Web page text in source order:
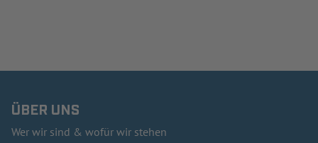
ÜBER UNS
Wer wir sind & wofür wir stehen